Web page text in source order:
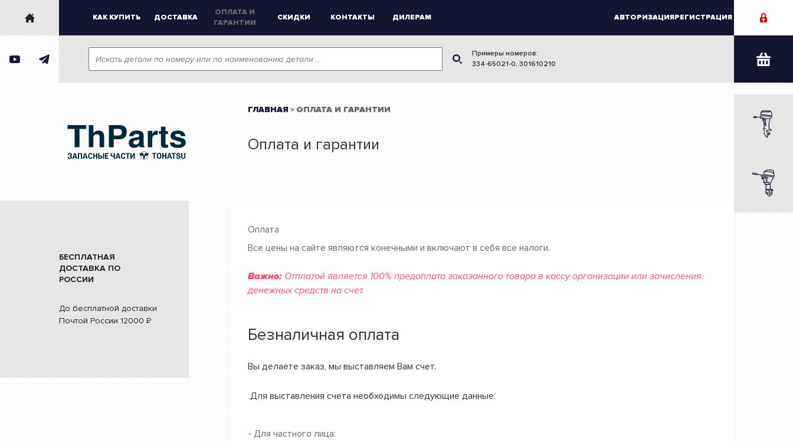
КАК КУПИТЬ ДОСТАВКА
ОПЛАТА И
ГАРАНТИИ
СКИДКИ КОНТАКТЫ ДИЛЕРАМ АВТОРИЗАЦИЯРЕГИСТРАЦИЯ
Примеры номеров:
334-65021-0, 301610210
БЕСПЛАТНАЯ
ДОСТАВКА ПО
РОССИИ
До бесплатной доставки
Почтой России 12000 Р
ГЛАВНАЯ > ОПЛАТА И ГАРАНТИИ
Оплата и гарантии
Оплата
Все цены на сайте являются конечными и включают в себя все налоги.
Важно: Отплатой является 100% предоплата заказанного товара в кассу организации или зачисления
денежных средств на счет.
Безналичная оплата
Вы делаете заказ, мы выставляем Вам счет.
Для выставления счета необходимы следующие данные:
- Для частного лица: